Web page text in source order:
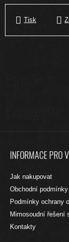
Tisk
INFORMACE PRO
Jak nakupovat
Obchodní podmínky
Podmínky ochrany
Mimosoudní řešení
Kontakty